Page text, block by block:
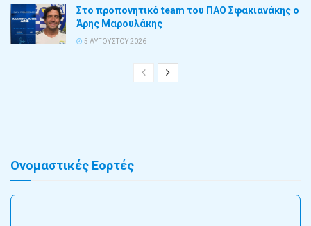
Στο προπονητικό team του ΠΑΟ Σφακιανάκης ο
Άρης Μαρουλάκης
5 ΑΥΓΟΎΣΤΟΥ 2026
Ονομαστικές Εορτές